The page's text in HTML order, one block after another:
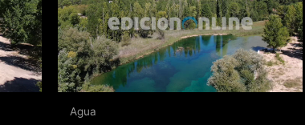
Agua